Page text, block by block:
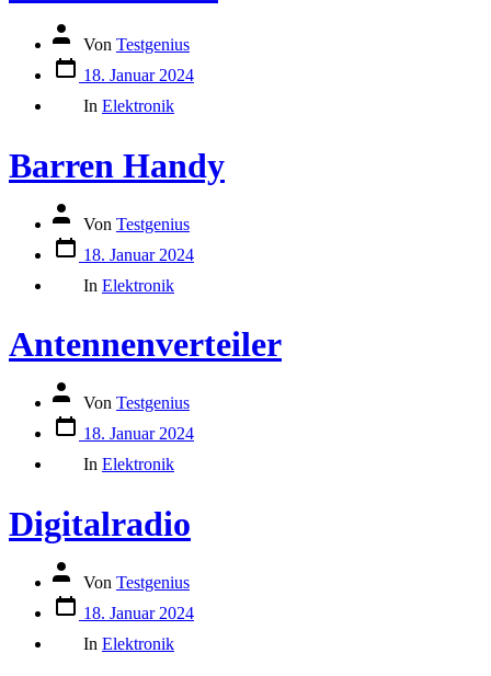
Autor
Beitrags
Von Testgenius
Datum
des
Beitrags
18. Januar 2024
In Elektronik
Barren Handy
Autor
Beitrags
Von Testgenius
Datum
des
Beitrags
18. Januar 2024
In Elektronik
Antennenverteiler
Autor
Beitrags
Von Testgenius
Datum
des
Beitrags
18. Januar 2024
In Elektronik
Digitalradio
Autor
Beitrags
Von Testgenius
Datum
des
Beitrags
18. Januar 2024
In Elektronik